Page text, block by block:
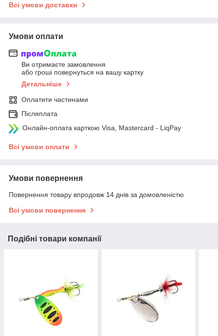
Всі умови доставки
Умови оплати
Ви отримаєте замовлення
або гроші повернуться на вашу картку
Детальніше
Оплатити частинами
Післяплата
Онлайн-оплата карткою Visa, Mastercard - LiqPay
Всі умови оплати
Умови повернення
Повернення товару впродовж 14 днів за домовленістю
Всі умови повернення
Подібні товари компанії